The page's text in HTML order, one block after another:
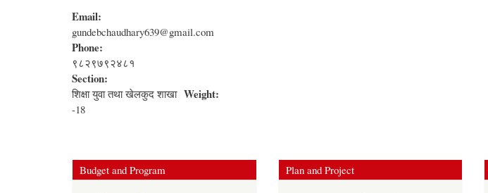
Email:
gundebchaudhary639@gmail.com
Phone:
९८२९७९२४८१
Section:
शिक्षा युवा तथा खेलकुद शाखा Weight:
-18
Budget and Program Plan and Project